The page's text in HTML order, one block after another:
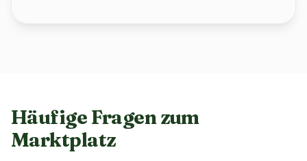
Häufige Fragen zum
Marktplatz